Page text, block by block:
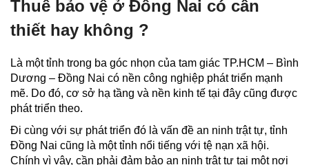
Thuê bảo vệ ở Đồng Nai có cần
thiết hay không ?
Là một tỉnh trong ba góc nhọn của tam giác TP.HCM – Bình
Dương – Đồng Nai có nền công nghiệp phát triển mạnh
mẽ. Do đó, cơ sở hạ tầng và nền kinh tế tại đây cũng được
phát triển theo.
Đi cùng với sự phát triển đó là vấn đề an ninh trật tự, tỉnh
Đồng Nai cũng là một tỉnh nổi tiếng với tệ nạn xã hội.
Chính vì vậy, cần phải đảm bảo an ninh trật tự tại một nơi